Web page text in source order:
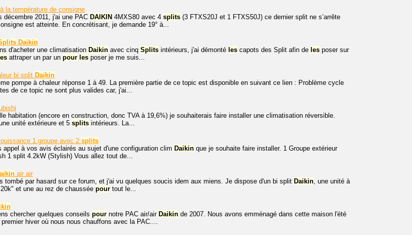
la température de consigne
2011, j'ai une PAC DAIKIN 4MXS80 avec 4 splits (3 FTXS20J et 1 FTXS50J) ce dernier split ne s’arrête
est atteinte. En concrétisant, je demande 19° à...
Daikin
d'acheter une climatisation Daikin avec cinq Splits intérieurs, j'ai démonté les capots des Split afin de les poser sur
les attraper un par un pour les poser je me suis...
bi split Daikin
pompe à chaleur réponse 1 à 49. La première partie de ce topic est disponible en suivant ce lien : Problème cycle
de ce topic ne sont plus valides car, j'ai...
habitation (encore en construction, donc TVA à 19,6%) je souhaiterais faire installer une climatisation réversible.
unité extérieure et 5 splits intérieurs. La...
1 groupe avec 2 splits
appel à vos avis éclairés au sujet d'une configuration clim Daikin que je souhaite faire installer. 1 Groupe extérieur
1 split 4.2kW (Stylish) Vous allez tout de...
air air
tombé par hasard sur ce forum, et j'ai vu quelques soucis idem aux miens. Je dispose d'un bi split Daikin, une unité à
et une au rez de chaussée pour tout le...
chercher quelques conseils pour notre PAC air/air Daikin de 2007. Nous avons emménagé dans cette maison l'été
hiver où nous nous chauffons avec la PAC....